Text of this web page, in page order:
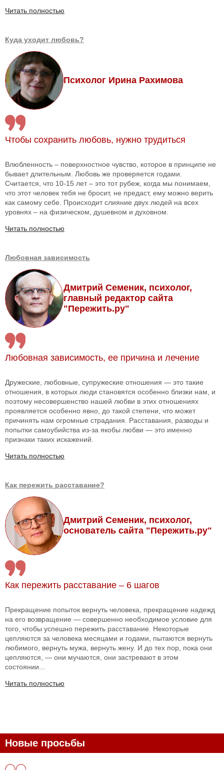
Читать полностью
Куда уходит любовь?
Психолог Ирина Рахимова
Чтобы сохранить любовь, нужно трудиться
Влюбленность – поверхностное чувство, которое в принципе не
бывает длительным. Любовь же проверяется годами.
Считается, что 10-15 лет – это тот рубеж, когда мы понимаем,
что этот человек тебя не бросит, не предаст, ему можно верить
как самому себе. Происходит слияние двух людей на всех
уровнях – на физическом, душевном и духовном.
Читать полностью
Любовная зависимость
Дмитрий Семеник, психолог,
главный редактор сайта
"Пережить.ру"
Любовная зависимость, ее причина и лечение
Дружеские, любовные, супружеские отношения — это такие
отношения, в которых люди становятся особенно близки нам, и
поэтому несовершенство нашей любви в этих отношениях
проявляется особенно явно, до такой степени, что может
причинять нам огромные страдания. Расставания, разводы и
попытки самоубийства из-за якобы любви — это именно
признаки таких искажений.
Читать полностью
Как пережить расставание?
Дмитрий Семеник, психолог,
основатель сайта "Пережить.ру"
Как пережить расставание – 6 шагов
Прекращение попыток вернуть человека, прекращение надежд
на его возвращение — совершенно необходимое условие для
того, чтобы успешно пережить расставание. Некоторые
цепляются за человека месяцами и годами, пытаются вернуть
любимого, вернуть мужа, вернуть жену. И до тех пор, пока они
цепляются, — они мучаются, они застревают в этом
состоянии...
Читать полностью
Новые просьбы